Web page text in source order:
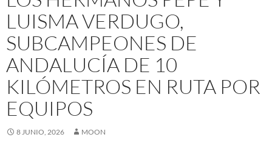
LUISMA VERDUGO,
SUBCAMPEONES DE
ANDALUCÍA DE 10
KILÓMETROS EN RUTA POR
EQUIPOS
8 JUNIO, 2026 MOON